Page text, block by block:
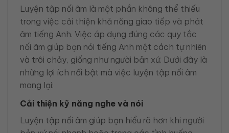
Luyện tập nối âm là một phần không thể thiếu
trong việc cải thiện khả năng giao tiếp và phát
âm tiếng Anh. Việc áp dụng đúng các quy tắc
nối âm giúp bạn nói tiếng Anh một cách tự nhiên
và trôi chảy, giống như người bản xứ. Dưới đây là
những lợi ích nổi bật mà việc luyện tập nối âm
mang lại:
Cải thiện kỹ năng nghe và nói
Luyện tập nối âm giúp bạn hiểu rõ hơn khi người